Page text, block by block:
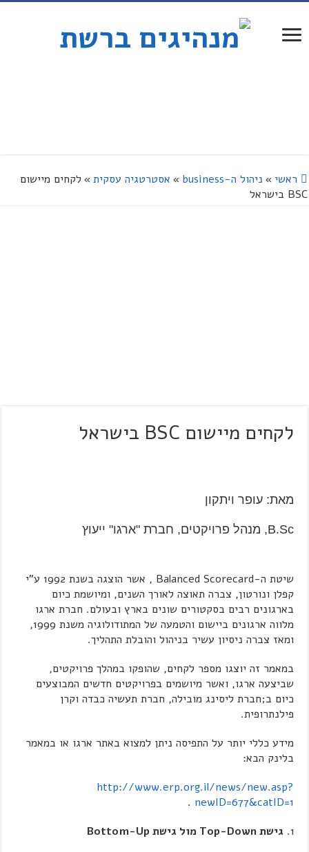
ראשי » ניהול ה-business » אסטרטגיה עסקית » לקחים מיישום
BSC בישראל
לקחים מיישום BSC בישראל
מאת: עופר ויתקון
B.Sc, מנהל פרויקטים, חברת "ארגו" ייעוץ
שיטת ה-Balanced Scorecard , אשר הוצגה בשנת 1992 ע"י
קפלן ונורטון, צברה תאוצה לאורך השנים, ומיושמת כיום
בארגונים רבים בסקטורים שונים בארץ ובעולם. חברת ארגו
מלווה ארגונים ביישום והטמעה של המתודולוגיה משנת 1999,
ומאז צברה ניסיון עשיר בניהול והובלת התהליך.
במאמר זה יוצגו מספר לקחים, שהופקו במהלך פרויקטים,
שביצעה ארגו, ואשר מיושמים בפרויקטים חדשים המבוצעים
כיום ב;חברת ליסינג מובילה, חברת תעשיה כבדה וקרן
פילנתרופית.
מידע כללי יותר על התפיסה ניתן למצוא באתר ארגו או במאמר
בלינק הבא:
http://www.erp.org.il/news/new.asp?
newID=677&catID=1
.
גישתTop-Down מול גישת
Bottom-Up